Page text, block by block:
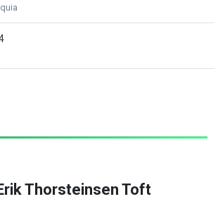
Thorsteinsen Toft